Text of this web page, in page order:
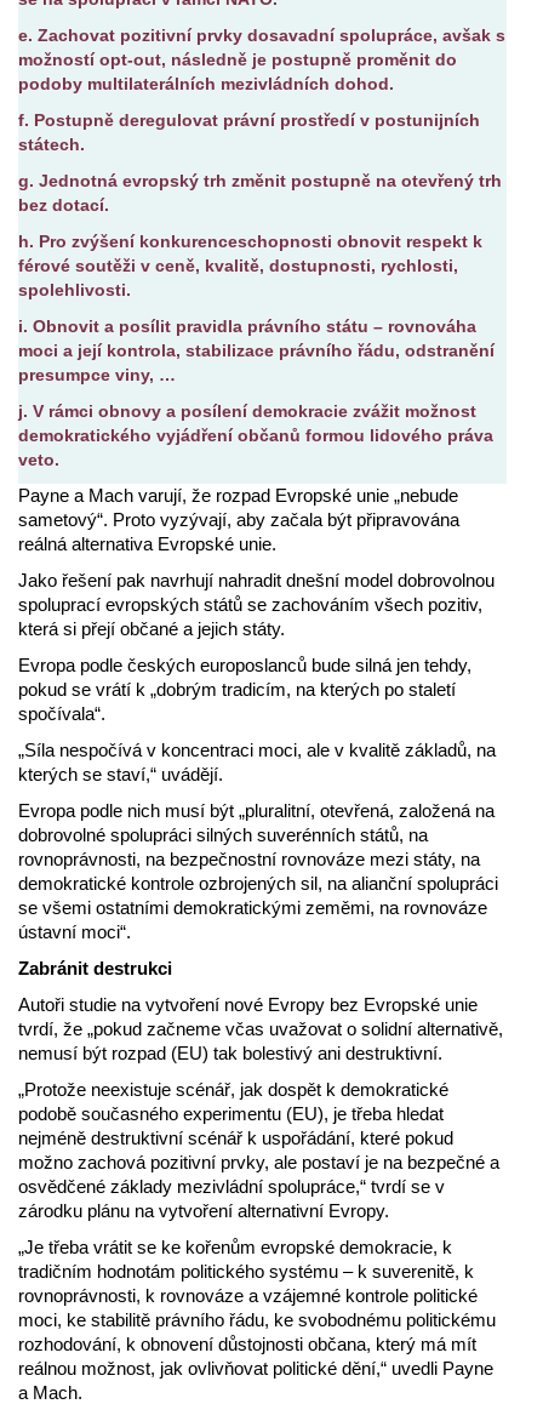
e. Zachovat pozitivní prvky dosavadní spolupráce, avšak s
možností opt-out, následně je postupně proměnit do
podoby multilaterálních mezivládních dohod.
f. Postupně deregulovat právní prostředí v postunijních
státech.
g. Jednotná evropský trh změnit postupně na otevřený trh
bez dotací.
h. Pro zvýšení konkurenceschopnosti obnovit respekt k
férové soutěži v ceně, kvalitě, dostupnosti, rychlosti,
spolehlivosti.
i. Obnovit a posílit pravidla právního státu – rovnováha
moci a její kontrola, stabilizace právního řádu, odstranění
presumpce viny, …
j. V rámci obnovy a posílení demokracie zvážit možnost
demokratického vyjádření občanů formou lidového práva
veto.
Payne a Mach varují, že rozpad Evropské unie „nebude
sametový“. Proto vyzývají, aby začala být připravována
reálná alternativa Evropské unie.
Jako řešení pak navrhují nahradit dnešní model dobrovolnou
spoluprací evropských států se zachováním všech pozitiv,
která si přejí občané a jejich státy.
Evropa podle českých europoslanců bude silná jen tehdy,
pokud se vrátí k „dobrým tradicím, na kterých po staletí
spočívala“.
„Síla nespočívá v koncentraci moci, ale v kvalitě základů, na
kterých se staví,“ uvádějí.
Evropa podle nich musí být „pluralitní, otevřená, založená na
dobrovolné spolupráci silných suverénních států, na
rovnoprávnosti, na bezpečnostní rovnováze mezi státy, na
demokratické kontrole ozbrojených sil, na alianční spolupráci
se všemi ostatními demokratickými zeměmi, na rovnováze
ústavní moci“.
Zabránit destrukci
Autoři studie na vytvoření nové Evropy bez Evropské unie
tvrdí, že „pokud začneme včas uvažovat o solidní alternativě,
nemusí být rozpad (EU) tak bolestivý ani destruktivní.
„Protože neexistuje scénář, jak dospět k demokratické
podobě současného experimentu (EU), je třeba hledat
nejméně destruktivní scénář k uspořádání, které pokud
možno zachová pozitivní prvky, ale postaví je na bezpečné a
osvědčené základy mezivládní spolupráce,“ tvrdí se v
zárodku plánu na vytvoření alternativní Evropy.
„Je třeba vrátit se ke kořenům evropské demokracie, k
tradičním hodnotám politického systému – k suverenitě, k
rovnoprávnosti, k rovnováze a vzájemné kontrole politické
moci, ke stabilitě právního řádu, ke svobodnému politickému
rozhodování, k obnovení důstojnosti občana, který má mít
reálnou možnost, jak ovlivňovat politické dění,“ uvedli Payne
a Mach.